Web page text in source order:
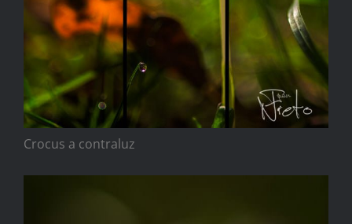
Crocus a contraluz